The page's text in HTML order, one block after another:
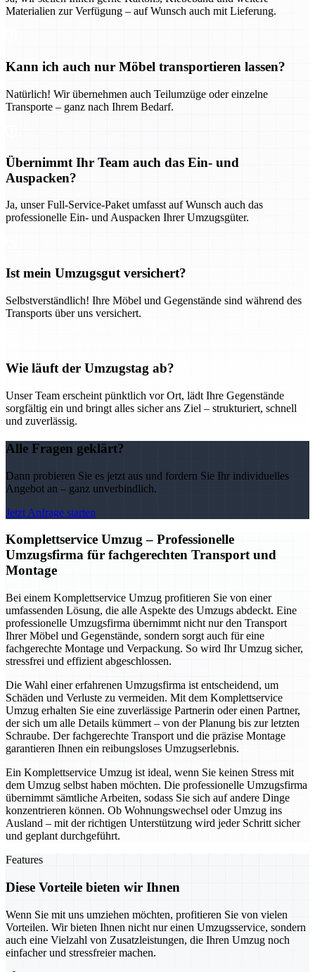
Materialien zur Verfügung – auf Wunsch auch mit Lieferung.
Kann ich auch nur Möbel transportieren lassen?
Natürlich! Wir übernehmen auch Teilumzüge oder einzelne
Transporte – ganz nach Ihrem Bedarf.
Übernimmt Ihr Team auch das Ein- und
Auspacken?
Ja, unser Full-Service-Paket umfasst auf Wunsch auch das
professionelle Ein- und Auspacken Ihrer Umzugsgüter.
Ist mein Umzugsgut versichert?
Selbstverständlich! Ihre Möbel und Gegenstände sind während des
Transports über uns versichert.
Wie läuft der Umzugstag ab?
Unser Team erscheint pünktlich vor Ort, lädt Ihre Gegenstände
sorgfältig ein und bringt alles sicher ans Ziel – strukturiert, schnell
und zuverlässig.
Alle Fragen geklärt?
Dann probieren Sie es jetzt aus und fordern Sie Ihr individuelles
Angebot an – ganz unverbindlich.
Jetzt Anfrage starten
Komplettservice Umzug – Professionelle
Umzugsfirma für fachgerechten Transport und
Montage
Bei einem Komplettservice Umzug profitieren Sie von einer
umfassenden Lösung, die alle Aspekte des Umzugs abdeckt. Eine
professionelle Umzugsfirma übernimmt nicht nur den Transport
Ihrer Möbel und Gegenstände, sondern sorgt auch für eine
fachgerechte Montage und Verpackung. So wird Ihr Umzug sicher,
stressfrei und effizient abgeschlossen.
Die Wahl einer erfahrenen Umzugsfirma ist entscheidend, um
Schäden und Verluste zu vermeiden. Mit dem Komplettservice
Umzug erhalten Sie eine zuverlässige Partnerin oder einen Partner,
der sich um alle Details kümmert – von der Planung bis zur letzten
Schraube. Der fachgerechte Transport und die präzise Montage
garantieren Ihnen ein reibungsloses Umzugserlebnis.
Ein Komplettservice Umzug ist ideal, wenn Sie keinen Stress mit
dem Umzug selbst haben möchten. Die professionelle Umzugsfirma
übernimmt sämtliche Arbeiten, sodass Sie sich auf andere Dinge
konzentrieren können. Ob Wohnungswechsel oder Umzug ins
Ausland – mit der richtigen Unterstützung wird jeder Schritt sicher
und geplant durchgeführt.
Features
Diese Vorteile bieten wir Ihnen
Wenn Sie mit uns umziehen möchten, profitieren Sie von vielen
Vorteilen. Wir bieten Ihnen nicht nur einen Umzugsservice, sondern
auch eine Vielzahl von Zusatzleistungen, die Ihren Umzug noch
einfacher und stressfreier machen.